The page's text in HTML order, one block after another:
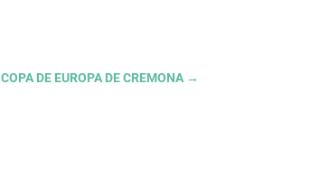
DE EUROPA DE CREMONA→